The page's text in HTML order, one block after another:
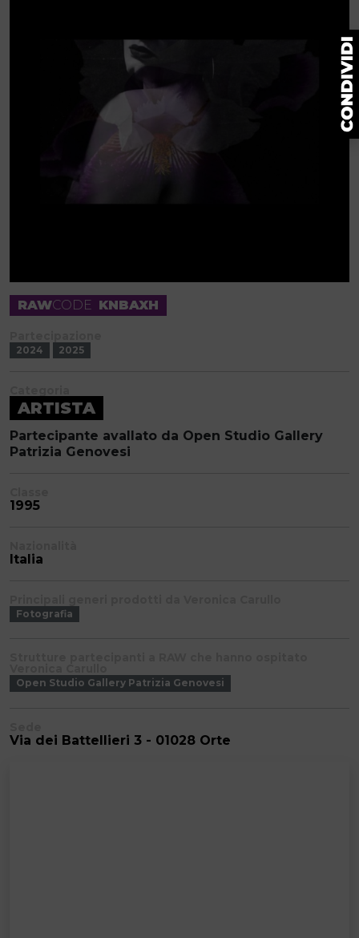
RAWCODE KNBAXH
2024 2025
ARTISTA
Partecipante avallato da Open Studio Gallery
Patrizia Genovesi
1995
Italia
Fotografia
Open Studio Gallery Patrizia Genovesi
Via dei Battellieri 3 - 01028 Orte